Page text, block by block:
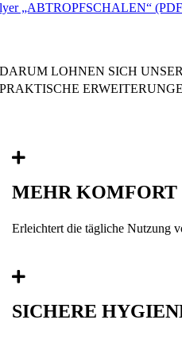
„ABTROPFSCHALEN“
DARUM LOHNEN SICH
PRAKTISCHE
MEHR KOMFORT
Erleichtert die tägliche Nutzung
SICHERE